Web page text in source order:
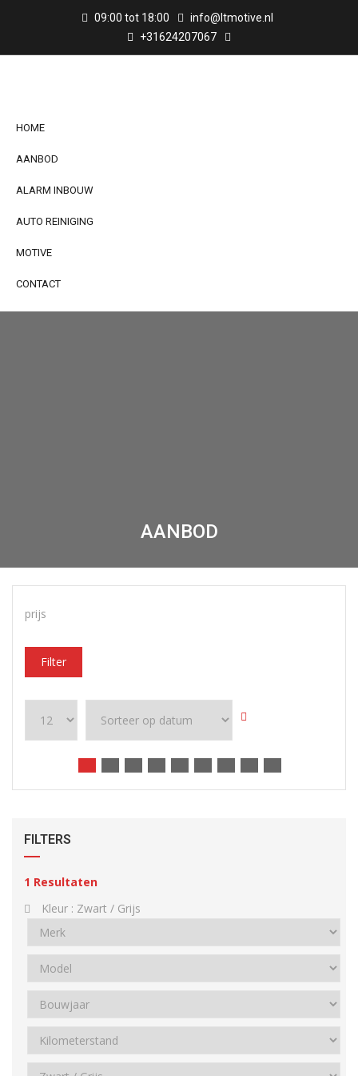
09:00 tot 18:00
info@ltmotive.nl
+31624207067
HOME
AANBOD
ALARM INBOUW
AUTO REINIGING
MOTIVE
CONTACT
AANBOD
prijs
Filter
FILTERS
1 Resultaten
Kleur : Zwart / Grijs